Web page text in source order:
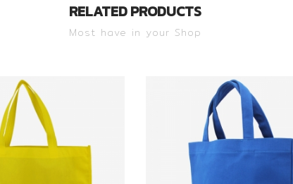
RELATED PRODUCTS
Most have in your Shop